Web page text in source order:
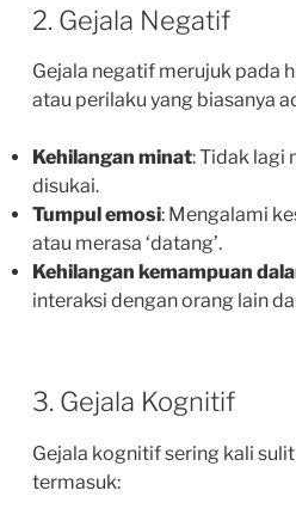
2. Gejala Negatif
Gejala negatif merujuk pada
atau perilaku yang biasanya
Kehilangan minat: Tidak lagi
disukai.
Tumpul emosi: Mengalami
atau merasa ‘datang’.
Kehilangan kemampuan
interaksi dengan orang lain
3. Gejala Kognitif
Gejala kognitif sering kali
termasuk: